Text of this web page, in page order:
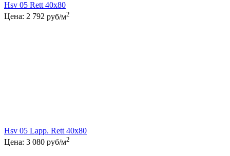
Hsv 05 Rett 40x80
Цена: 2 792 руб/м2
Hsv 05 Lapp. Rett 40x80
Цена: 3 080 руб/м2